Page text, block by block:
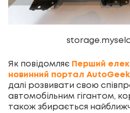
Як повідомляє Перший
новинний портал AutoGeek
далі розвивати свою
автомобільним гігантом,
також збирається